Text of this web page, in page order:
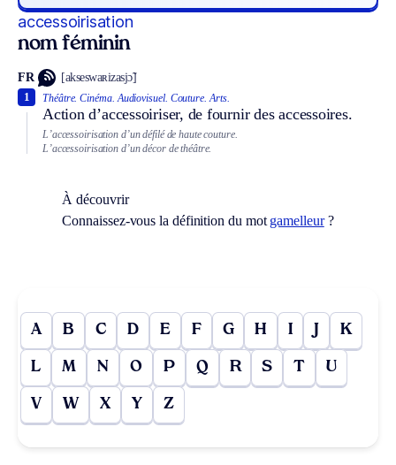
accessoirisation
nom féminin
FR [akseswaʀizasjɔ̃]
Théâtre. Cinéma. Audiovisuel. Couture. Arts.
Action d’accessoiriser, de fournir des accessoires.
1
L’accessoirisation d’un défilé de haute couture.
L’accessoirisation d’un décor de théâtre.
À découvrir
Connaissez-vous la définition du mot gamelleur?
A B C D E F G H I J K
L M N O P Q R S T U
V W X Y Z